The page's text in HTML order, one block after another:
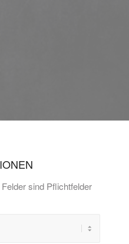
sind Pflichtfelder